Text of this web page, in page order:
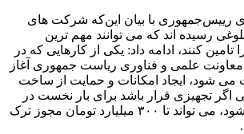
رییس‌جمهوری با بیان این‌که شرکت های
رسیده اند که می توانند مهم ترین
تامین کنند، ادامه داد: یکی از کارهایی که در
علمی و فناوری ریاست جمهوری آغاز
شود، ایجاد امکانات و حمایت از ساخت
اگر تجهیزی قرار باشد برای بار نخست در
صنعت نفت استفاده شود، می تواند تا ۳۰۰ میلیارد تومان مجوز ترک